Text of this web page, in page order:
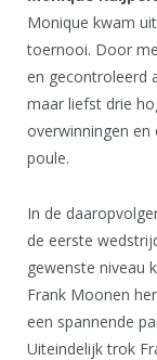
Monique kwam
toernooi. Door
en gecontroleerd
maar liefst drie
overwinningen
poule.
In de
de eerste
gewenste niveau
Frank Moonen
een spannende
Uiteindelijk trok